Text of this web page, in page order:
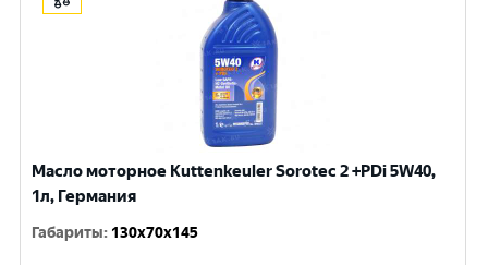
Масло моторное Kuttenkeuler Sorotec 2 +PDi 5W40,
1л, Германия
Габариты: 130x70x145